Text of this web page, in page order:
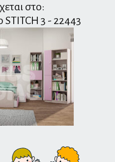
στο:
STITCH 3 - 22443